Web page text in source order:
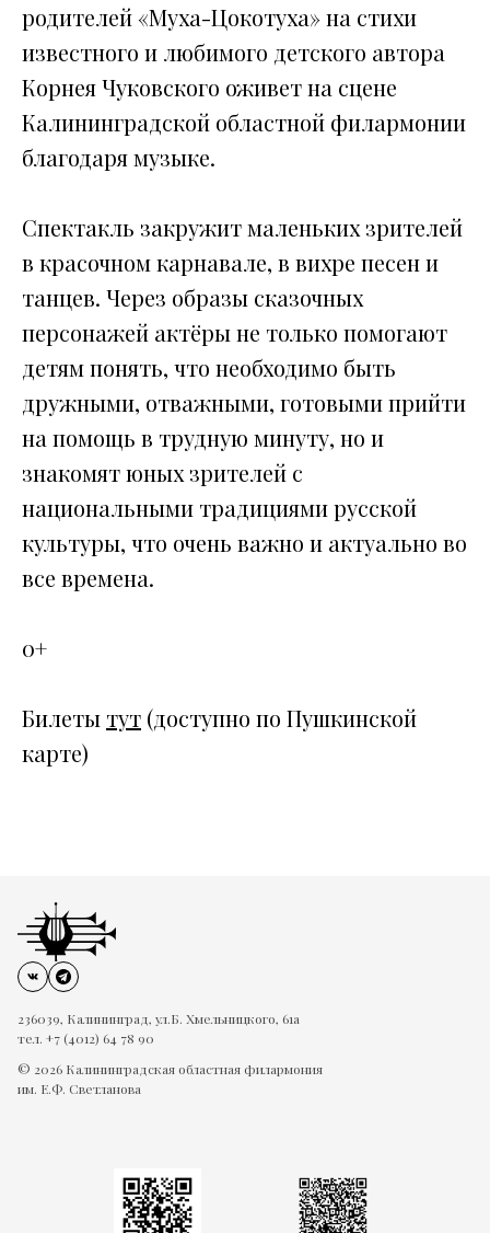
родителей «Муха-Цокотуха» на стихи
известного и любимого детского автора
Корнея Чуковского оживет на сцене
Калининградской областной филармонии
благодаря музыке.
Спектакль закружит маленьких зрителей
в красочном карнавале, в вихре песен и
танцев. Через образы сказочных
персонажей актёры не только помогают
детям понять, что необходимо быть
дружными, отважными, готовыми прийти
на помощь в трудную минуту, но и
знакомят юных зрителей с
национальными традициями русской
культуры, что очень важно и актуально во
все времена.
0+
Билеты тут (доступно по Пушкинской
карте)
236039, Калининград, ул.Б. Хмельницкого, 61а
тел. +7 (4012) 64 78 90
© 2026 Калининградская областная филармония
им. Е.Ф. Светланова